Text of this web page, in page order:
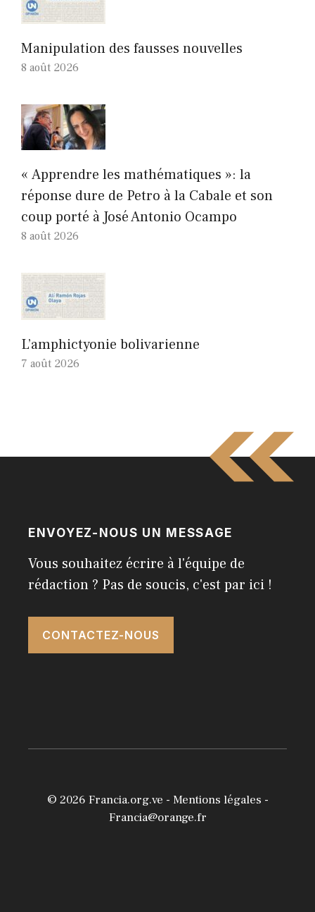
Manipulation des fausses nouvelles
8 août 2026
« Apprendre les mathématiques »: la
réponse dure de Petro à la Cabale et son
coup porté à José Antonio Ocampo
8 août 2026
L’amphictyonie bolivarienne
7 août 2026
ENVOYEZ-NOUS UN MESSAGE
Vous souhaitez écrire à l'équipe de
rédaction ? Pas de soucis, c'est par ici !
CONTACTEZ-NOUS
© 2026 Francia.org.ve - Mentions légales -
Francia@orange.fr